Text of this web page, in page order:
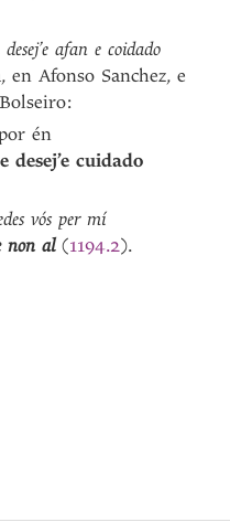
desej’e afan e coidado
en Afonso Sanchez, e
én
desej’e cuidado
vós per mí
non al(1194.2).